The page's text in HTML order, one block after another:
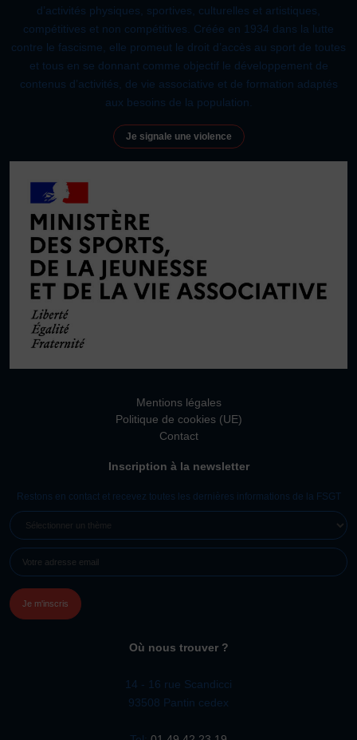
d’activités physiques, sportives, culturelles et artistiques,
compétitives et non compétitives. Créée en 1934 dans la lutte
contre le fascisme, elle promeut le droit d’accès au sport de toutes
et tous en se donnant comme objectif le développement de
contenus d’activités, de vie associative et de formation adaptés
aux besoins de la population.
Je signale une violence
Mentions légales
Politique de cookies (UE)
Contact
Inscription à la newsletter
Restons en contact et recevez toutes les dernières informations de la FSGT
UN
(NÉCESSAIRE)
MAIL
Où nous trouver ?
14 - 16 rue Scandicci
93508 Pantin cedex